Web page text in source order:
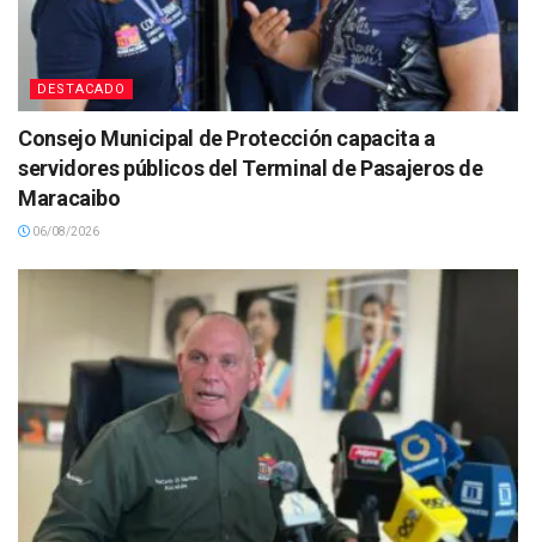
DESTACADO
Consejo Municipal de Protección capacita a
servidores públicos del Terminal de Pasajeros de
Maracaibo
06/08/2026